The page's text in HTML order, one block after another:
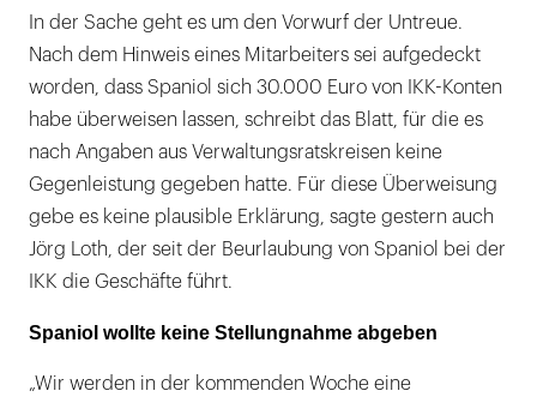
In der Sache geht es um den Vorwurf der Untreue.
Nach dem Hinweis eines Mitarbeiters sei aufgedeckt
worden, dass Spaniol sich 30.000 Euro von IKK-Konten
habe überweisen lassen, schreibt das Blatt, für die es
nach Angaben aus Verwaltungsratskreisen keine
Gegenleistung gegeben hatte. Für diese Überweisung
gebe es keine plausible Erklärung, sagte gestern auch
Jörg Loth, der seit der Beurlaubung von Spaniol bei der
IKK die Geschäfte führt.
Spaniol wollte keine Stellungnahme abgeben
„Wir werden in der kommenden Woche eine